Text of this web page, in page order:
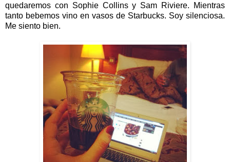
quedaremos con Sophie Collins y Sam Riviere. Mientras
tanto bebemos vino en vasos de Starbucks. Soy silenciosa.
Me siento bien.